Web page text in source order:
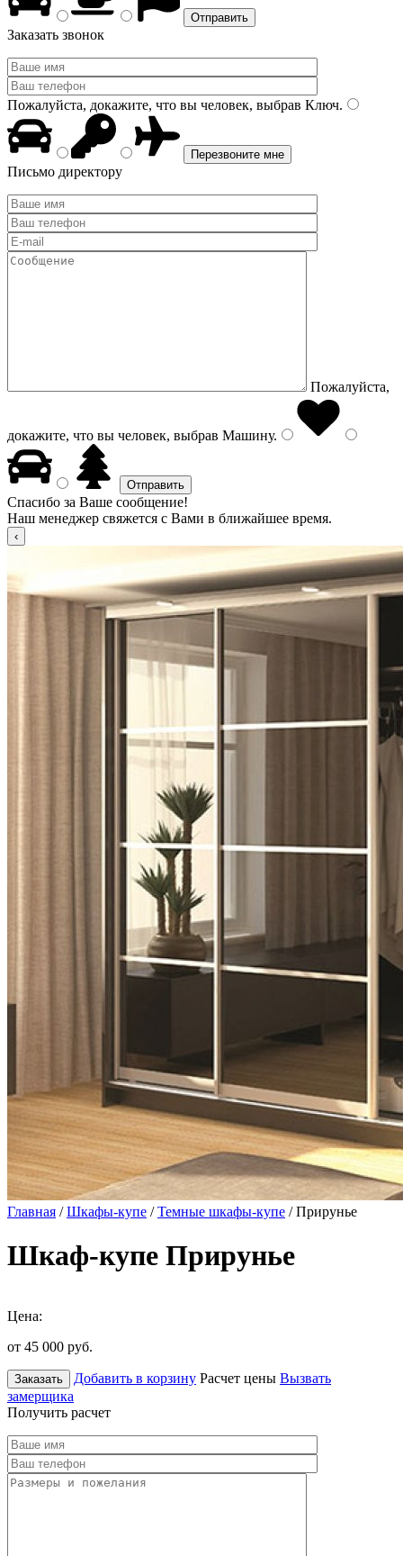
Заказать звонок
Пожалуйста, докажите, что вы человек, выбрав Ключ.
Письмо директору
Пожалуйста,
докажите, что вы человек, выбрав Машину.
Спасибо за Ваше сообщение!
Наш менеджер свяжется с Вами в ближайшее время.
Главная /Шкафы-купе /Темные шкафы-купе / Прирунье
Шкаф-купе Прирунье
Цена:
от 45 000 руб.
Заказать Добавить в корзину Расчет цены Вызвать
замерщика
Получить расчет